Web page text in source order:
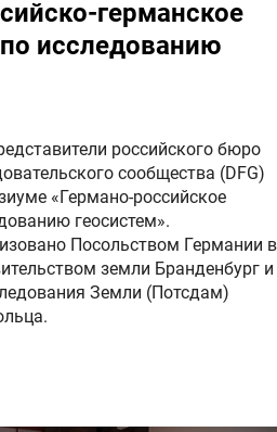
германское
исследованию
российского бюро
сообщества (DFG)
«Германо-российское
геосистем».
Посольством Германии в
земли Бранденбург и
Земли (Потсдам)